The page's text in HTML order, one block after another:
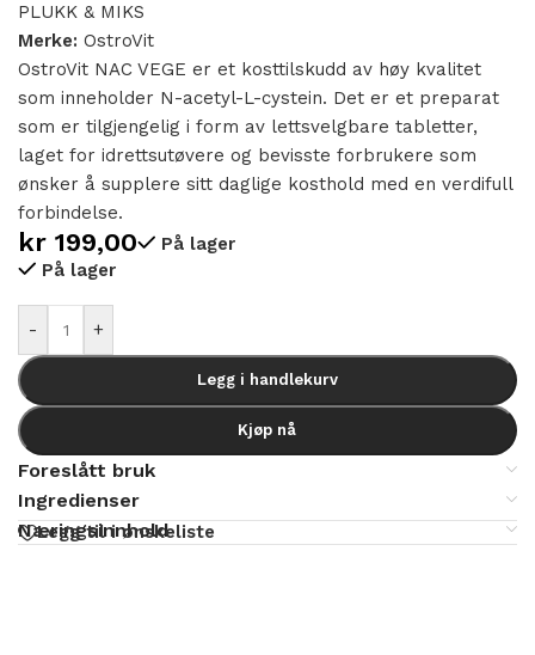
PLUKK & MIKS
Merke: OstroVit
OstroVit NAC VEGE er et kosttilskudd av høy kvalitet
som inneholder N-acetyl-L-cystein. Det er et preparat
som er tilgjengelig i form av lettsvelgbare tabletter,
laget for idrettsutøvere og bevisste forbrukere som
ønsker å supplere sitt daglige kosthold med en verdifull
forbindelse.
kr 199,00
På lager
På lager
- +
Legg i handlekurv
Kjøp nå
Alternative:
Foreslått bruk
Ingredienser
Næringsinnhold
Legg til i ønskeliste